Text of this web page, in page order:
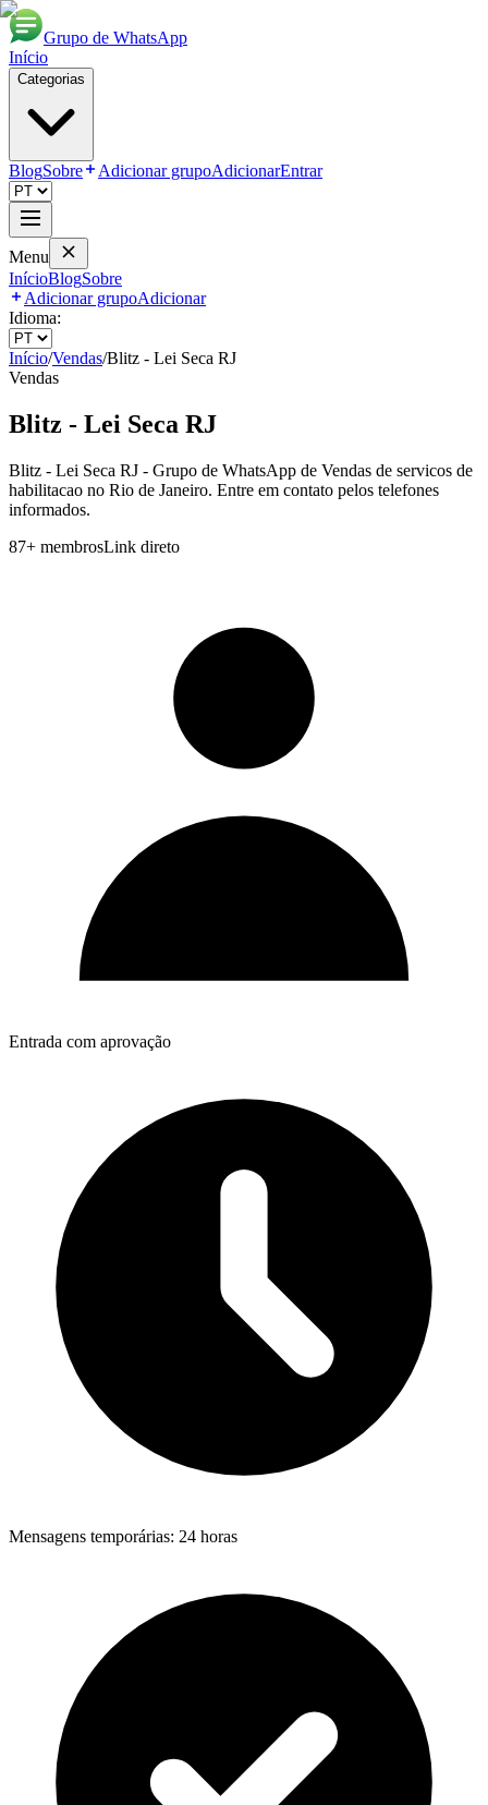
Grupo de WhatsApp
Início
Categorias
BlogSobre Adicionar grupoAdicionarEntrar
Menu
InícioBlogSobre
Adicionar grupoAdicionar
Idioma:
Início/Vendas/Blitz - Lei Seca RJ
Vendas
Blitz - Lei Seca RJ
Blitz - Lei Seca RJ - Grupo de WhatsApp de Vendas de servicos de
habilitacao no Rio de Janeiro. Entre em contato pelos telefones
informados.
87+ membrosLink direto
Entrada com aprovação
Mensagens temporárias: 24 horas